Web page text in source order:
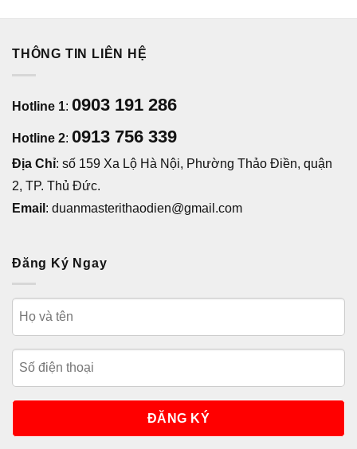
THÔNG TIN LIÊN HỆ
Hotline 1: 0903 191 286
Hotline 2: 0913 756 339
Địa Chỉ: số 159 Xa Lộ Hà Nội, Phường Thảo Điền, quận
2, TP. Thủ Đức.
Email : duanmasterithaodien@gmail.com
Đăng Ký Ngay